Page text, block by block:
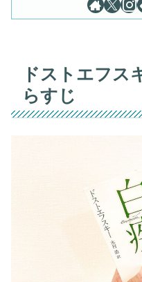
ドストエフス
らすじ